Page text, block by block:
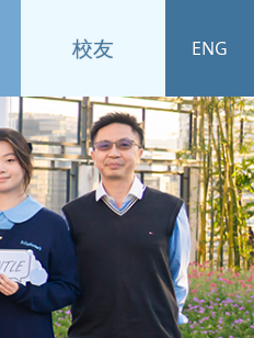
ENG
校友